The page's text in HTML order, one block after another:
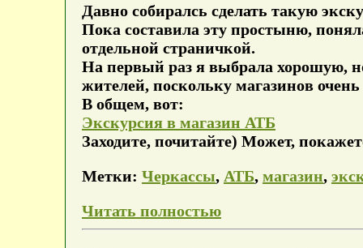
Давно собиралсь сделать такую
Пока составила эту простыню,
отдельной страничкой.
На первый раз я выбрала хорошую,
жителей, поскольку магазинов
В общем, вот:
Экскурсия в магазин АТБ
Заходите, почитайте) Может,
Метки: Черкассы, АТБ, магазин,
Читать полностью